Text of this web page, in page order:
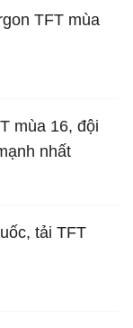
TFT mùa
mùa 16, đội
nhất
tải TFT